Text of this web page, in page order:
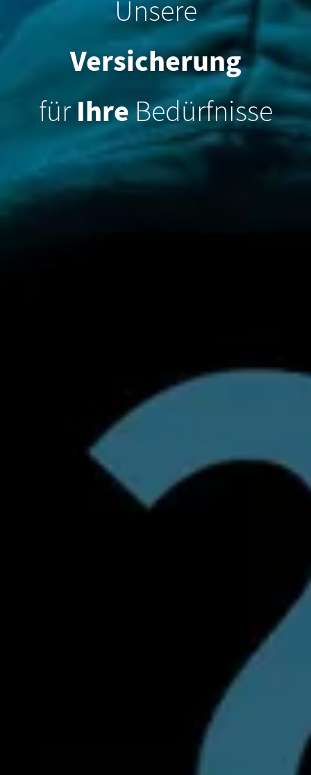
Unsere
Versicherung
fürIhreBedürfnisse